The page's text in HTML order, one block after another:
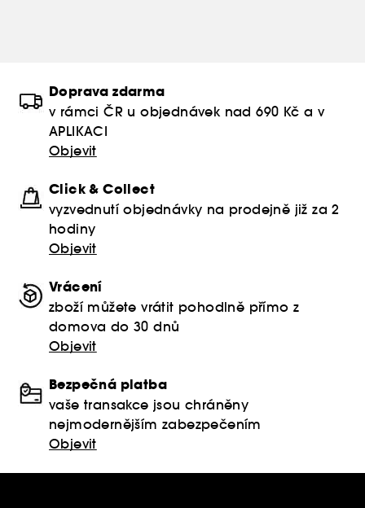
Doprava zdarma
v rámci ČR u objednávek nad 690 Kč a v
APLIKACI
Objevit
Click & Collect
vyzvednutí objednávky na prodejně již za 2
hodiny
Objevit
Vrácení
zboží můžete vrátit pohodlně přímo z
domova do 30 dnů
Objevit
Bezpečná platba
vaše transakce jsou chráněny
nejmodernějším zabezpečením
Objevit